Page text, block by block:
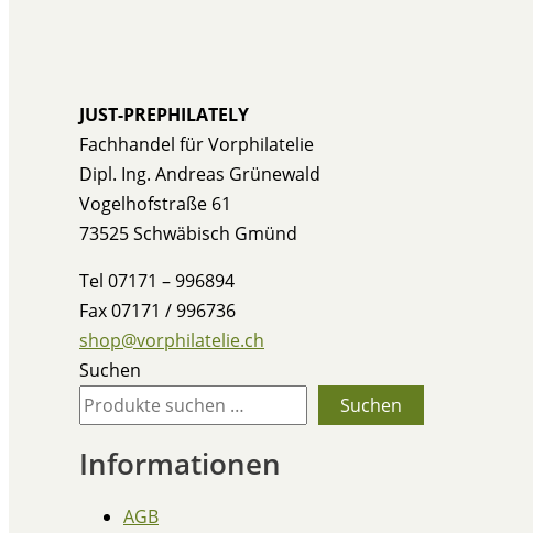
JUST-PREPHILATELY
Fachhandel für Vorphilatelie
Dipl. Ing. Andreas Grünewald
Vogelhofstraße 61
73525 Schwäbisch Gmünd
Tel 07171 – 996894
Fax 07171 / 996736
shop@vorphilatelie.ch
Suchen
Suchen
Informationen
AGB